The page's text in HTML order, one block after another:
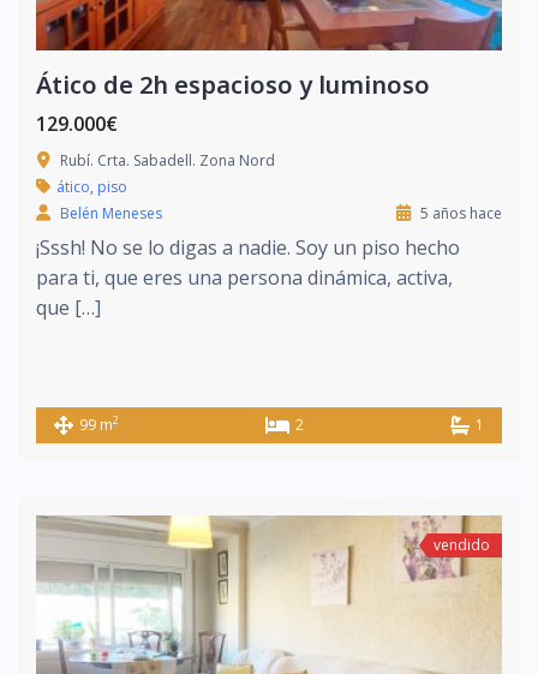
Ático de 2h espacioso y luminoso
129.000€
Rubí. Crta. Sabadell. Zona Nord
ático, piso
Belén Meneses
5 años hace
¡Sssh! No se lo digas a nadie. Soy un piso hecho
para ti, que eres una persona dinámica, activa,
que […]
99 m2 2 1
vendido